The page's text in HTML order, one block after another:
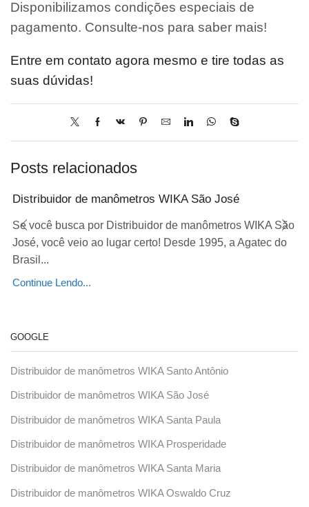
Disponibilizamos condições especiais de
pagamento. Consulte-nos para saber mais!
Entre em contato agora mesmo e tire todas as
suas dúvidas!
Posts relacionados
Distribuidor de manômetros WIKA São José
Se você busca por Distribuidor de manômetros WIKA São
José, você veio ao lugar certo! Desde 1995, a Agatec do
Brasil...
Continue Lendo...
GOOGLE
Distribuidor de manômetros WIKA Santo Antônio
Distribuidor de manômetros WIKA São José
Distribuidor de manômetros WIKA Santa Paula
Distribuidor de manômetros WIKA Prosperidade
Distribuidor de manômetros WIKA Santa Maria
Distribuidor de manômetros WIKA Oswaldo Cruz